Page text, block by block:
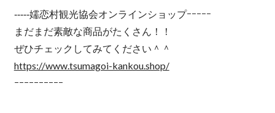
‐‐‐‐‐嬬恋村観光協会オンラインショップｰｰｰｰｰ
まだまだ素敵な商品がたくさん！！
ぜひチェックしてみてください＾＾
https://www.tsumagoi-kankou.shop/
ｰｰｰｰｰｰｰｰｰｰ